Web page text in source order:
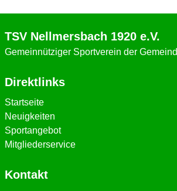
TSV Nellmersbach 1920 e.V.
Gemeinnütziger Sportverein der
Direktlinks
Startseite
Neuigkeiten
Sportangebot
Mitgliederservice
Kontakt